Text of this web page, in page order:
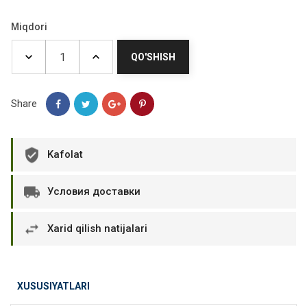
Miqdori
QO'SHISH
Share
Kafolat
Условия доставки
Xarid qilish natijalari
XUSUSIYATLARI